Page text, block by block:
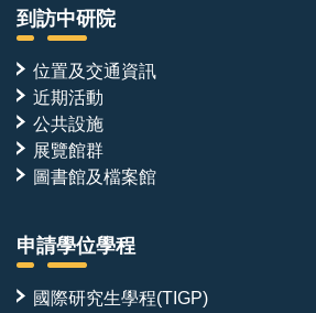
approaches to investigate complex
questions. IMB is well funded and
modern research facilities. It
standard with an excellent
details about Academia Sinica and
consult the websites below:
到訪中研院
位置及交通資訊
近期活動
公共設施
展覽館群
圖書館及檔案館
申請學位學程
國際研究生學程(TIGP)